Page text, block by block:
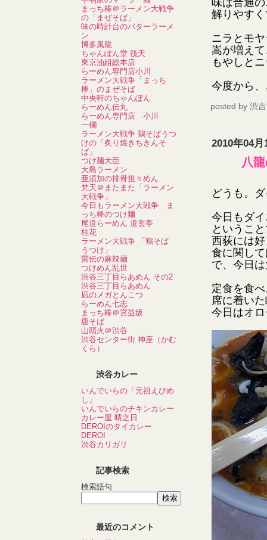
まっち棒＠ラーメン大戦争
の「まぜそば」
味の時計台のバターラーメ
ン
博多風龍
ちゃんぽん堂 筏天
東京油組総本店
らーめん専門店小川
ラーメン大戦争「まっち
棒」のまぜそば
中央軒のちゃんぽん
らーめん伝丸
らーめん専門店 小川
一欄
ラーメン大戦争 鶏そばうつ
けの「炙り焼きちきんそ
ば」
つけ麺大臣
大島ラーメン
亜須加の排骨担々めん
梵天＠またまた「ラーメン
大戦争」
今日もラーメン大戦争 ま
っち棒のつけ麺
尾道らーめん 道玄亭
桂花
ラーメン大戦争 「鶏そば
うつけ」
雷伝の麻辣麺
つけめん乱世
渋谷三丁目らあめん その2
渋谷三丁目らあめん
凪のメガとんこつ
らーめん七志
まっち棒＠宮益坂
唐そば
山頭火＠渋谷
渋谷センター街 神座（かむ
くら）
渋谷カレー
いんでいらの「元祖えびめ
し」
いんでいらのチキンカレー
カレー屋 晴之日
DEROIのタイカレー
DEROI
渋谷カリガリ
記事検索
検索語句
最近のコメント
味は普通
解りやす
ニラとモ
嵩が増え
もやしと
今度から
posted by 渋吉
2010年04月
八
どうも。
今日もダ
というこ
西荻には
食に関し
で、今日
定食を食
席に着い
今日はオ